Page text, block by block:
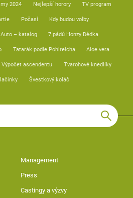
2024 Nejlepší horory TV program
Počasí Kdy budou volby
Auto – katalog 7 pádů Honzy Dědka
Tatarák podle Pohlreicha Aloe vera
Výpočet ascendentu Tvarohové knedlíky
Švestkový koláč
Management
Press
Castingy a výzvy